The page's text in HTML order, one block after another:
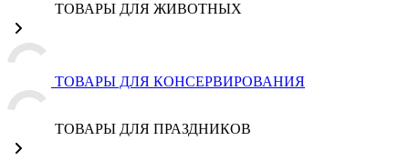
ТОВАРЫ ДЛЯ ЖИВОТНЫХ
ТОВАРЫ ДЛЯ КОНСЕРВИРОВАНИЯ
ТОВАРЫ ДЛЯ ПРАЗДНИКОВ